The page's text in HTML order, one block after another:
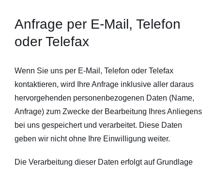
Anfrage per E-Mail, Telefon
oder Telefax
Wenn Sie uns per E-Mail, Telefon oder Telefax
kontaktieren, wird Ihre Anfrage inklusive aller daraus
hervorgehenden personenbezogenen Daten (Name,
Anfrage) zum Zwecke der Bearbeitung Ihres Anliegens
bei uns gespeichert und verarbeitet. Diese Daten
geben wir nicht ohne Ihre Einwilligung weiter.
Die Verarbeitung dieser Daten erfolgt auf Grundlage